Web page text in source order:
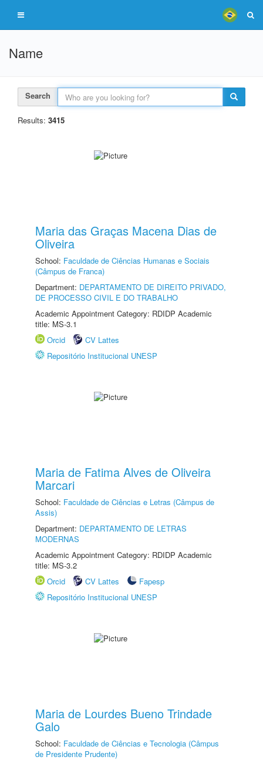
Name
Search
Results: 3415
Maria das Graças Macena Dias de
Oliveira
School: Faculdade de Ciências Humanas e Sociais
(Câmpus de Franca)
Department: DEPARTAMENTO DE DIREITO PRIVADO,
DE PROCESSO CIVIL E DO TRABALHO
Academic Appointment Category: RDIDP Academic
title: MS-3.1
Orcid
CV Lattes
Repositório Institucional UNESP
Maria de Fatima Alves de Oliveira
Marcari
School: Faculdade de Ciências e Letras (Câmpus de
Assis)
Department: DEPARTAMENTO DE LETRAS
MODERNAS
Academic Appointment Category: RDIDP Academic
title: MS-3.2
Orcid
CV Lattes
Fapesp
Repositório Institucional UNESP
Maria de Lourdes Bueno Trindade
Galo
School: Faculdade de Ciências e Tecnologia (Câmpus
de Presidente Prudente)